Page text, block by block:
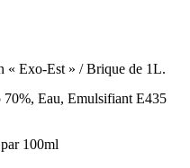
« Exo-Est » / Brique de 1L.
Eau, Emulsifiant E435
100ml